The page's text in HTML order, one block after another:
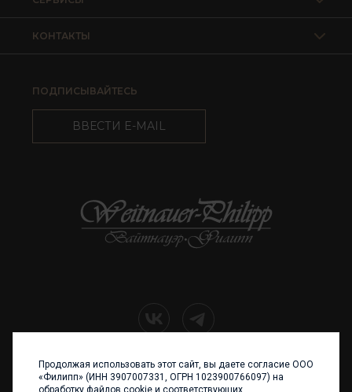
КОНТАКТЫ
ПОДПИСЫВАЙТЕСЬ
ВВЕСТИ E-MAIL
+7 (4012) 960 898
Продолжая использовать этот сайт, вы даете согласие ООО
«Филипп» (ИНН 3907007331, ОГРН 1023900766097) на
обработку файлов cookie и соответствующих